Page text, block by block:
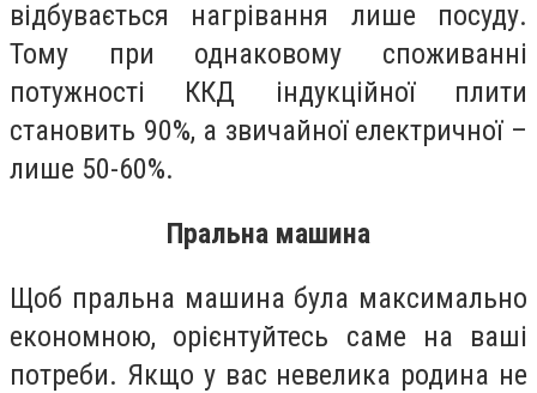
відбувається нагрівання лише посуду.
Тому при однаковому споживанні
потужності ККД індукційної плити
становить 90%, а звичайної електричної –
лише 50-60%.
Пральна машина
Щоб пральна машина була максимально
економною, орієнтуйтесь саме на ваші
потреби. Якщо у вас невелика родина не